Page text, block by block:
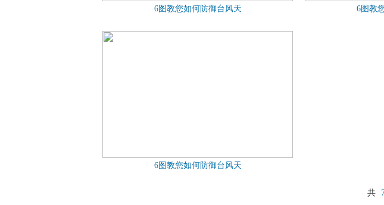
6图教您如何防御台风天 6图教
6图教您如何防御台风天
共